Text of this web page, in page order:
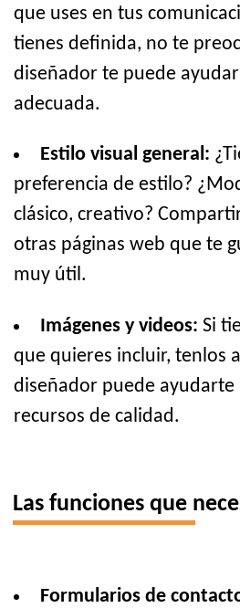
que uses en tus
tienes definida, no te
diseñador te puede
adecuada.
Estilo visual general:
preferencia de estilo?
clásico, creativo?
otras páginas web que te
muy útil.
Imágenes y videos: Si
que quieres incluir, tenlos
diseñador puede
recursos de calidad.
Las funciones que
Formularios de